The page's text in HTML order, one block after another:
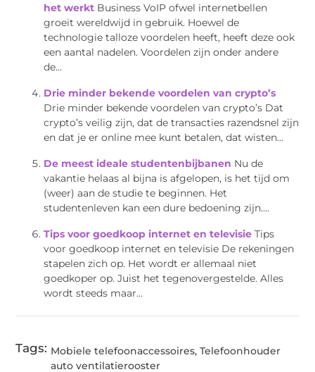
het werkt Business VoIP ofwel internetbellen
groeit wereldwijd in gebruik. Hoewel de
technologie talloze voordelen heeft, heeft deze ook
een aantal nadelen. Voordelen zijn onder andere
de...
Drie minder bekende voordelen van crypto’s
Drie minder bekende voordelen van crypto’s Dat
crypto’s veilig zijn, dat de transacties razendsnel zijn
en dat je er online mee kunt betalen, dat wisten...
De meest ideale studentenbijbanen Nu de
vakantie helaas al bijna is afgelopen, is het tijd om
(weer) aan de studie te beginnen. Het
studentenleven kan een dure bedoening zijn....
Tips voor goedkoop internet en televisie Tips
voor goedkoop internet en televisie De rekeningen
stapelen zich op. Het wordt er allemaal niet
goedkoper op. Juist het tegenovergestelde. Alles
wordt steeds maar...
Tags: Mobiele telefoonaccessoires,Telefoonhouder
auto ventilatierooster